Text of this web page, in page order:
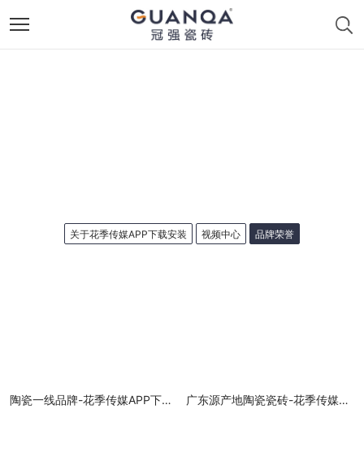
关于花季传媒APP下载安装 视频中心 品牌荣誉
陶瓷一线品牌-花季传媒APP下载安装瓷砖 广东源产地陶瓷瓷砖-花季传媒APP下载安装瓷砖